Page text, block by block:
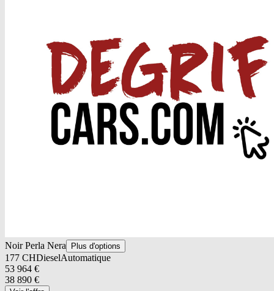
Noir Perla Nera Plus d'options
177 CHDieselAutomatique
53 964 €
38 890 €